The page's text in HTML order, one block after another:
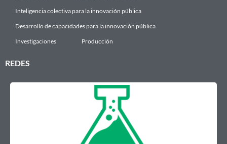
Inteligencia colectiva para la innovación pública
Desarrollo de capacidades para la innovación pública
Investigaciones
Producción
REDES